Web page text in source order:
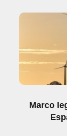
Marco